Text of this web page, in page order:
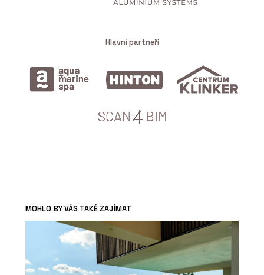
Hlavní partneři
MOHLO BY VÁS TAKÉ ZAJÍMAT